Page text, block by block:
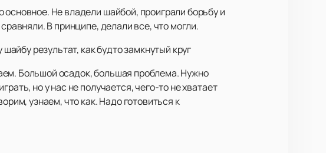
Не владели шайбой, проиграли борьбу и
В принципе, делали все, что могли.
результат, как будто замкнутый круг
Большой осадок, большая проблема. Нужно
но у нас не получается, чего-то не хватает
узнаем, что как. Надо готовиться к